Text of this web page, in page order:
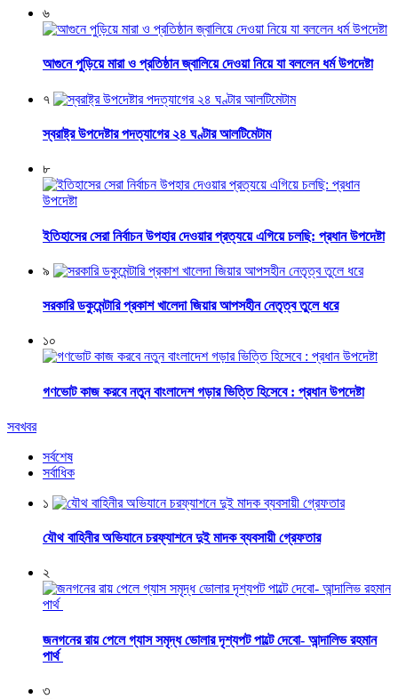
৬
আগুনে পুড়িয়ে মারা ও প্রতিষ্ঠান জ্বালিয়ে দেওয়া নিয়ে যা বললেন ধর্ম উপদেষ্টা
৭
স্বরাষ্ট্র উপদেষ্টার পদত্যাগের ২৪ ঘণ্টার আলটিমেটাম
৮
ইতিহাসের সেরা নির্বাচন উপহার দেওয়ার প্রত্যয়ে এগিয়ে চলছি: প্রধান উপদেষ্টা
৯
সরকারি ডকুমেন্টারি প্রকাশ খালেদা জিয়ার আপসহীন নেতৃত্ব তুলে ধরে
১০
গণভোট কাজ করবে নতুন বাংলাদেশ গড়ার ভিত্তি হিসেবে : প্রধান উপদেষ্টা
সবখবর
সর্বশেষ
সর্বাধিক
১
যৌথ বাহিনীর অভিযানে চরফ্যাশনে দুই মাদক ব্যবসায়ী গ্রেফতার
২
জনগনের রায় পেলে গ্যাস সমৃদ্ধ ভোলার দৃশ্যপট পাল্টে দেবো- আন্দালিভ রহমান
পার্থ
৩